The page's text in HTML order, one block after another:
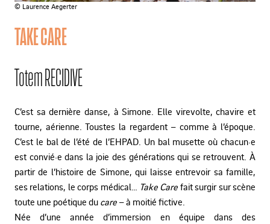
© Laurence Aegerter
TAKE CARE
Totem RECIDIVE
C’est sa dernière danse, à Simone. Elle virevolte, chavire et
tourne, aérienne. Toustes la regardent – comme à l’époque.
C’est le bal de l’été de l’EHPAD. Un bal musette où chacun·e
est convié·e dans la joie des générations qui se retrouvent. À
partir de l’histoire de Simone, qui laisse entrevoir sa famille,
ses relations, le corps médical… Take Care fait surgir sur scène
toute une poétique du care – à moitié fictive.
Née d’une année d’immersion en équipe dans des